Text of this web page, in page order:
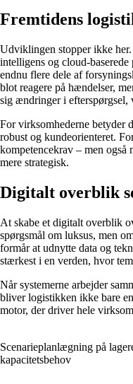
Fremtidens
Udviklingen stopper ikke
intelligens og cloud-
endnu flere dele af
blot reagere på hændelser,
sig ændringer i efterspørgsel,
For virksomhederne betyder
robust og kundeorienteret.
kompetencekrav – men også
mere strategisk.
Digitalt overblik
At skabe et digitalt overblik
spørgsmål om luksus, men
formår at udnytte data og
stærkest i en verden, hvor
Når systemerne arbejder
bliver logistikken ikke bare
motor, der driver hele
Scenarieplanlægning på
kapacitetsbehov